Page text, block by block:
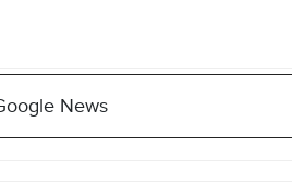
Newsдекорации к фильму
"Сторожевая застава"